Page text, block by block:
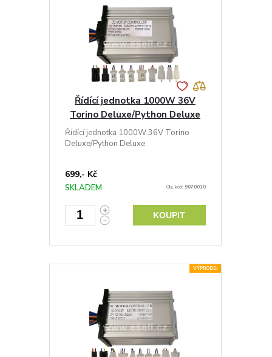
Řídící jednotka 1000W 36V
Torino Deluxe/Python Deluxe
Řídící jednotka 1000W 36V Torino
Deluxe/Python Deluxe
699,- Kč
SKLADEM Obj. kód: 9070010
KOUPIT
VÝPRODEJ